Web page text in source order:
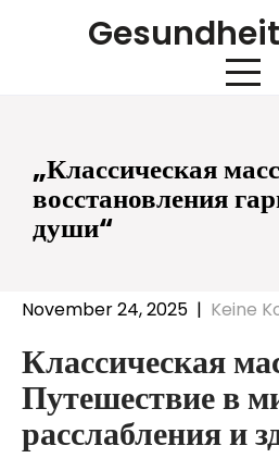
„Классическая
восстановления
души“
November 24, 2025 | Keine
Классическая
Путешествие в
расслабления и